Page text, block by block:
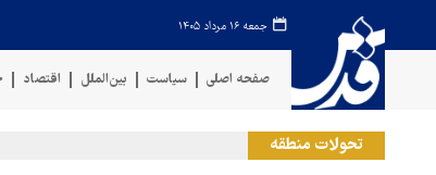
جمعه ۱۶ مرداد ۱۴۰۵
صفحه اصلی سیاست بین‌الملل اقتصاد
تحولات منطقه